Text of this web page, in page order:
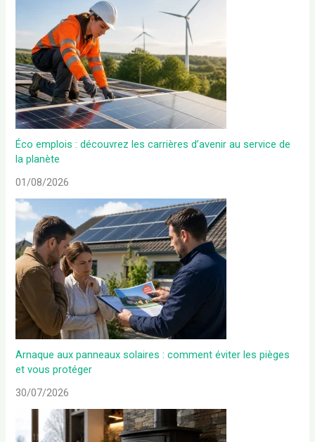
Éco emplois : découvrez les carrières d’avenir au service de
la planète
01/08/2026
Arnaque aux panneaux solaires : comment éviter les pièges
et vous protéger
30/07/2026